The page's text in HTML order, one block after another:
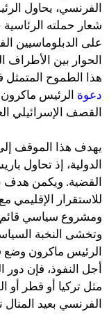
الفرنسي، يحاول
شعار حملته
على الدبلوماسيين
الحوار بين
هذا الطموح
دعوة الرئيس
القصف الإسرائيلي
يهدف هذا الموقف
الدولية، إذ
القضية. ويكمن هدف
للاستقرار الإقليمي
ومشروع سياسي
وتخشى النخبة
الرئيس ماكرون
أجل النفوذ، فإن
مثل تركيا أو قطر أو
الفرنسي بعيد